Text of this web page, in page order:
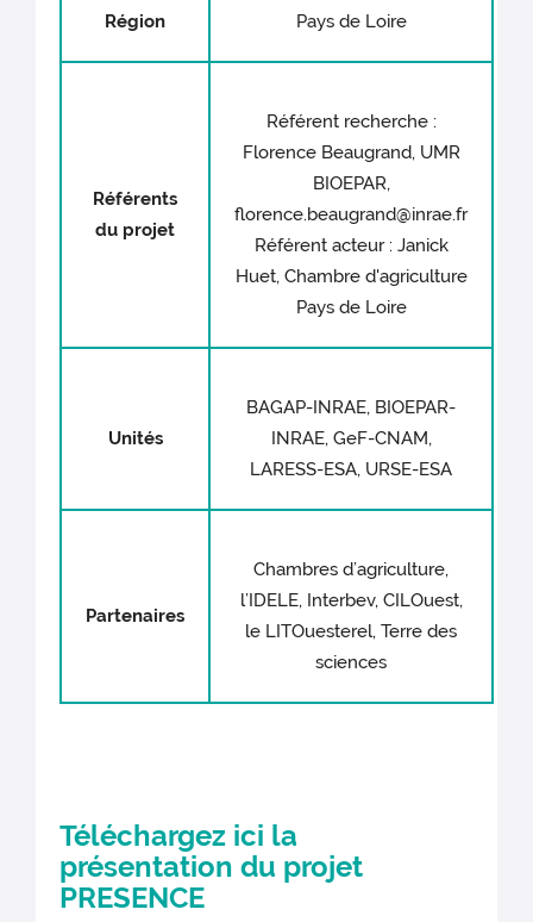
Région Pays de Loire
Référents
du projet
Référent recherche :
Florence Beaugrand, UMR
BIOEPAR,
florence.beaugrand@inrae.fr
Référent acteur : Janick
Huet, Chambre d'agriculture
Pays de Loire
Unités
BAGAP-INRAE, BIOEPAR-
INRAE, GeF-CNAM,
LARESS-ESA, URSE-ESA
Partenaires
Chambres d’agriculture,
l’IDELE, Interbev, CILOuest,
le LITOuesterel, Terre des
sciences
Téléchargez ici la
présentation du projet
PRESENCE